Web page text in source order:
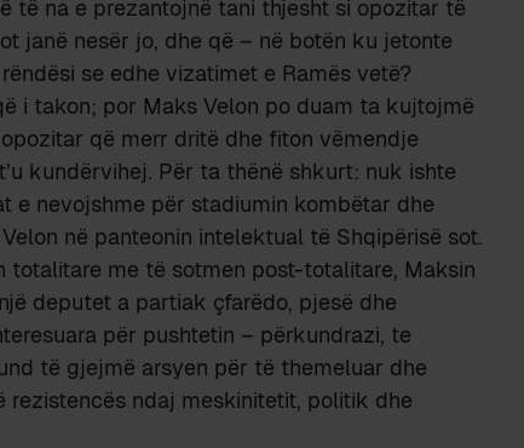
të na e prezantojnë tani thjesht si opozitar të
janë nesër jo, dhe që – në botën ku jetonte
se edhe vizatimet e Ramës vetë?
i takon; por Maks Velon po duam ta kujtojmë
që merr dritë dhe fiton vëmendje
kundërvihej. Për ta thënë shkurt: nuk ishte
e nevojshme për stadiumin kombëtar dhe
në panteonin intelektual të Shqipërisë sot.
me të sotmen post-totalitare, Maksin
deputet a partiak çfarëdo, pjesë dhe
për pushtetin – përkundrazi, te
të gjejmë arsyen për të themeluar dhe
ndaj meskinitetit, politik dhe